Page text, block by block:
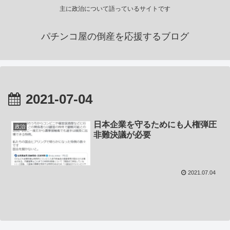
主に政治について語っているサイトです
パチンコ屋の倒産を応援するブログ
2021-07-04
政治
日本企業を守るためにも人権弾圧
非難決議が必要
2021.07.04